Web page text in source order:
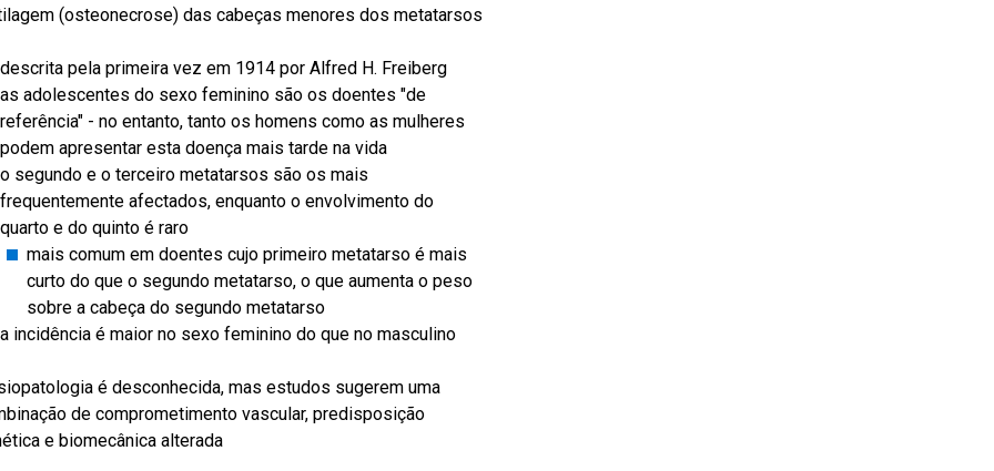
(osteonecrose) das cabeças menores dos metatarsos
descrita pela primeira vez em 1914 por Alfred H. Freiberg
as adolescentes do sexo feminino são os doentes "de
referência" - no entanto, tanto os homens como as mulheres
podem apresentar esta doença mais tarde na vida
o segundo e o terceiro metatarsos são os mais
frequentemente afectados, enquanto o envolvimento do
quarto e do quinto é raro
mais comum em doentes cujo primeiro metatarso é mais
curto do que o segundo metatarso, o que aumenta o peso
sobre a cabeça do segundo metatarso
a incidência é maior no sexo feminino do que no masculino
é desconhecida, mas estudos sugerem uma
de comprometimento vascular, predisposição
e biomecânica alterada